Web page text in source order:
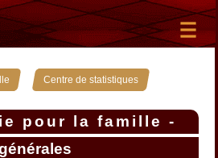
» Centre de statistiques
pour la famille -
statistiques